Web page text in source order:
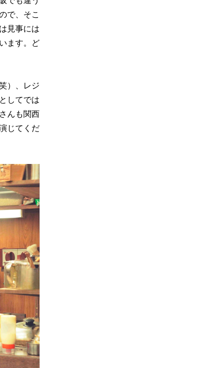
で、そこ
見事には
ます。ど
）、レジ
してでは
んも関西
じてくだ